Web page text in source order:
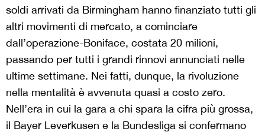
soldi arrivati da Birmingham hanno finanziato tutti gli
altri movimenti di mercato, a cominciare
dall’operazione-Boniface, costata 20 milioni,
passando per tutti i grandi rinnovi annunciati nelle
ultime settimane. Nei fatti, dunque, la rivoluzione
nella mentalità è avvenuta quasi a costo zero.
Nell’era in cui la gara a chi spara la cifra più grossa,
il Bayer Leverkusen e la Bundesliga si confermano